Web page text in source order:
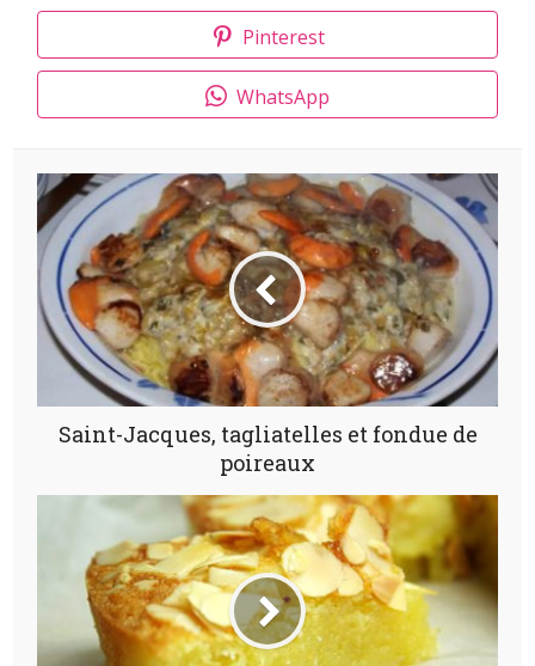
Pinterest
WhatsApp
Saint-Jacques, tagliatelles et fondue de
poireaux